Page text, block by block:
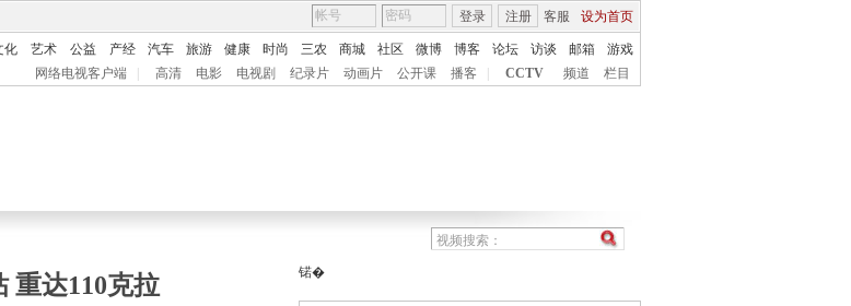
客服 设为首页
登录 注册
化 艺术 公益 产经 汽车 旅游 健康 时尚 三农 商城 社区 微博 博客 论坛 访谈 邮箱
游戏
网络电视客户端 高清 电影 电视剧 纪录片 动画片 公开课 播客 CCTV 频道 栏目
重达110克拉 锘�